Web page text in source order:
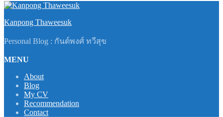
Kanpong Thaweesuk
Personal Blog : กันต์พงศ์ ทวีสุข
MENU
About
Blog
My CV
Recommendation
Contact